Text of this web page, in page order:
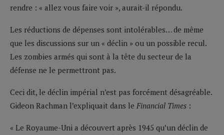
rendre : « allez vous faire voir », aurait-il répondu.
Les réductions de dépenses sont intolérables… de même
que les discussions sur un « déclin » ou un possible recul.
Les zombies armés qui sont à la tête du secteur de la
défense ne le permettront pas.
Ceci dit, le déclin impérial n’est pas forcément désagréable.
Gideon Rachman l’expliquait dans le Financial Times :
« Le Royaume-Uni a découvert après 1945 qu’un déclin de